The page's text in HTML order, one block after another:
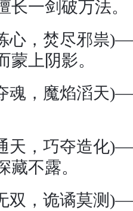
长一剑破万法。
心，焚尽邪祟
蒙上阴影。
魂，魔焰滔天
天，巧夺造化
藏不露。
双，诡谲莫测